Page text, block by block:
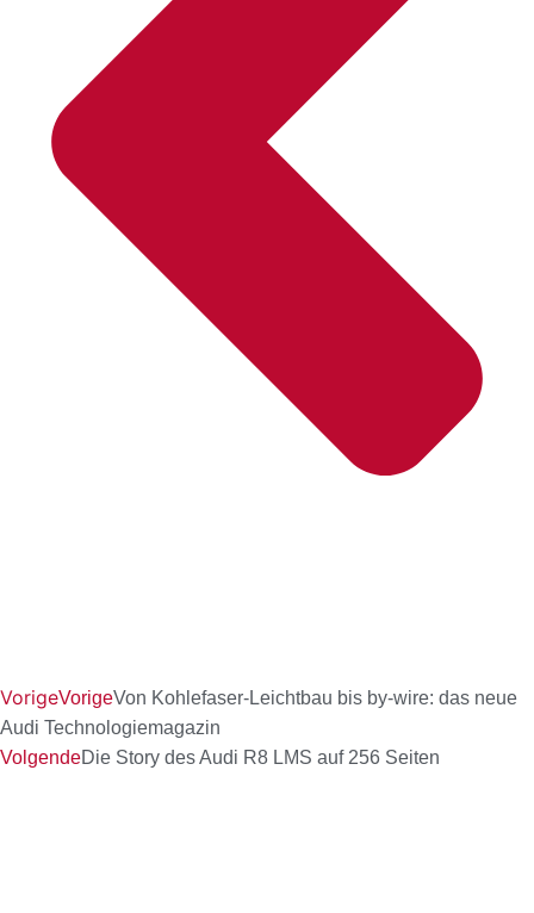
VorigeVorigeVon Kohlefaser-Leichtbau bis by-wire: das neue
Audi Technologiemagazin
VolgendeDie Story des Audi R8 LMS auf 256 Seiten